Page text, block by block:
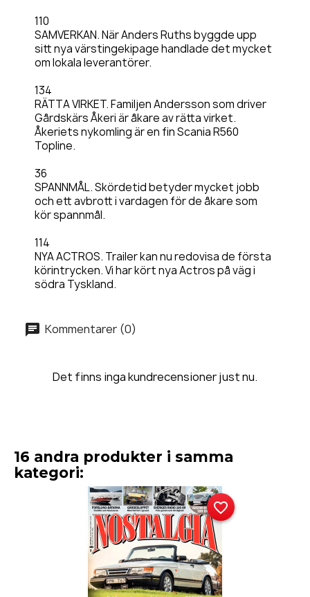
110
SAMVERKAN. När Anders Ruths byggde upp
sitt nya värstingekipage handlade det mycket
om lokala leverantörer.
134
RÄTTA VIRKET. Familjen Andersson som driver
Gårdskärs Åkeri är åkare av rätta virket.
Åkeriets nykomling är en fin Scania R560
Topline.
36
SPANNMÅL. Skördetid betyder mycket jobb
och ett avbrott i vardagen för de åkare som
kör spannmål.
114
NYA ACTROS. Trailer kan nu redovisa de första
körintrycken. Vi har kört nya Actros på väg i
södra Tyskland.
Kommentarer (0)
Det finns inga kundrecensioner just nu.
16 andra produkter i samma
kategori:
favorite_border